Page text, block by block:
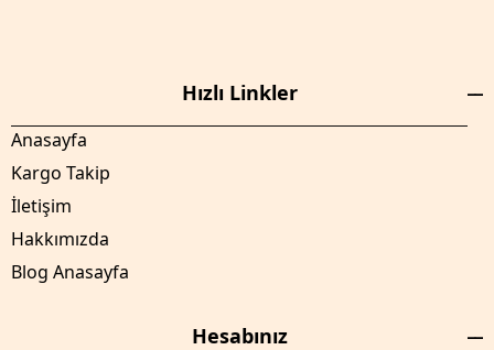
Hızlı Linkler
Anasayfa
Kargo Takip
İletişim
Hakkımızda
Blog Anasayfa
Hesabınız